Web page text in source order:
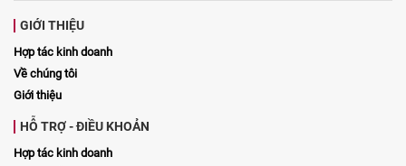
GIỚI THIỆU
Hợp tác kinh doanh
Về chúng tôi
Giới thiệu
HỖ TRỢ - ĐIỀU KHOẢN
Hợp tác kinh doanh